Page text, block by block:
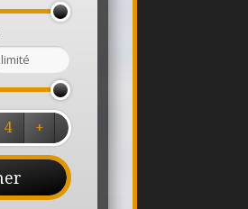
4 +